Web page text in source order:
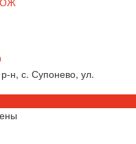
н, с. Супонево, ул.